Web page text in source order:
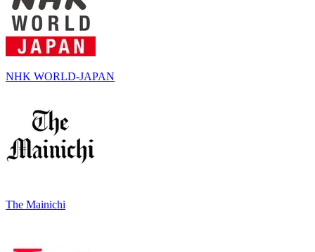
NHK WORLD-JAPAN
The Mainichi